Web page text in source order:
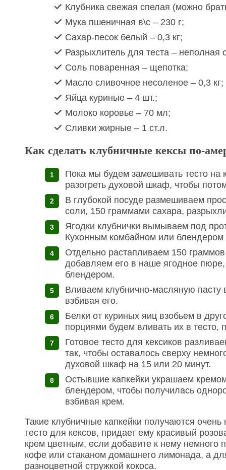
Клубника свежая спелая (можно
Мука пшеничная в\с – 230 г;
Сахар-песок белый – 0,3 кг;
Разрыхлитель для теста – неполная
Соль поваренная – щепотка;
Масло сливочное несоленое – 0,3 кг;
Яйца куриные – 4 шт.;
Молоко коровье – 70 мл;
Сливки жирные – 1 ст.л.
Как сделать клубничные кексы по-
Пока мы будем замешивать тесто на
разогреть духовой шкаф, чтобы
В глубокой посуде размешиваем
соли, 150 граммами сахара,
Ягодки клубнички вымываем под
Кухонным комбайном или
Отдельно растапливаем 150
добавляем его в наше ягодное
блендером.
Вливаем клубнично-масляную пасту
взбивая его.
Белки от куриных яиц взобьем в
порциями будем вливать их в тесто,
Готовое тесто для кексиков
так, чтобы оставалось сверху
духовой шкаф на 15 или 20 минут.
Остывшие капкейки украшаем
блендером, чтобы получилась
взбивая крем.
Такие клубничные капкейки получаются
тесто для кексов, придает ему красивый
крем цветным, если добавите к нему немного
кофе или стаканом домашнего лимонада, а
разноцветной стружкой кокоса.